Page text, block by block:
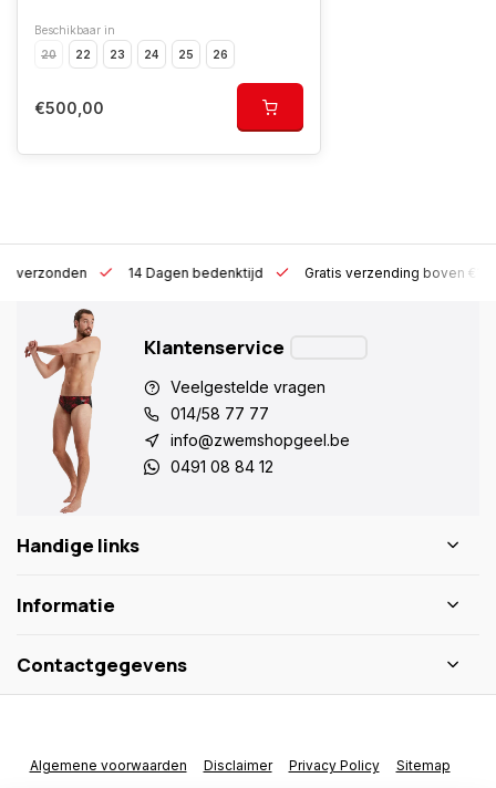
Beschikbaar in
20
22 23 24 25 26
€500,00
h verzonden 14 Dagen bedenktijd Gratis verzending boven
Klantenservice
Veelgestelde vragen
014/58 77 77
info@zwemshopgeel.be
0491 08 84 12
Handige links
Informatie
Contactgegevens
Algemene voorwaarden Disclaimer Privacy Policy Sitemap